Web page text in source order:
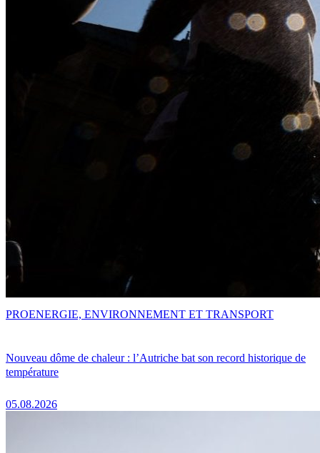
Nouveau dôme de chaleur : l’Autriche bat son record historique de
température
05.08.2026
PROENERGIE, ENVIRONNEMENT ET TRANSPORT